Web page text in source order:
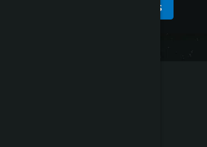
ADAUGA IN COS